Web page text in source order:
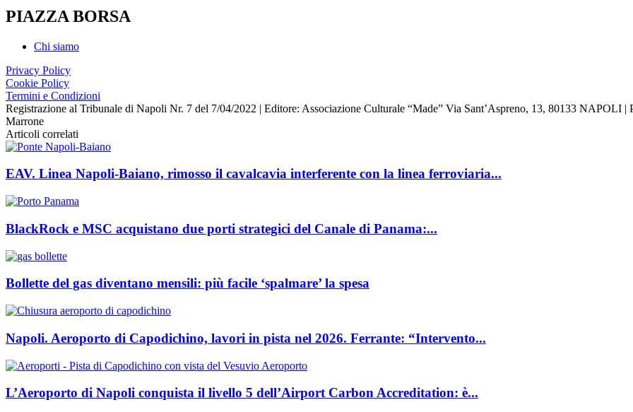
PIAZZA BORSA
Chi siamo
Privacy Policy
Cookie Policy
Termini e Condizioni
Registrazione al Tribunale di Napoli Nr. 7 del 7/04/2022 | Editore: Associazione Culturale “Made” Via Sant’Aspreno, 13, 80133 NAPOLI
Marrone
Articoli correlati
EAV. Linea Napoli-Baiano, rimosso il cavalcavia interferente con la linea ferroviaria...
BlackRock e MSC acquistano due porti strategici del Canale di Panama:...
Bollette del gas diventano mensili: più facile ‘spalmare’ la spesa
Napoli. Aeroporto di Capodichino, lavori in pista nel 2026. Ferrante: “Intervento...
L’Aeroporto di Napoli conquista il livello 5 dell’Airport Carbon Accreditation: è...